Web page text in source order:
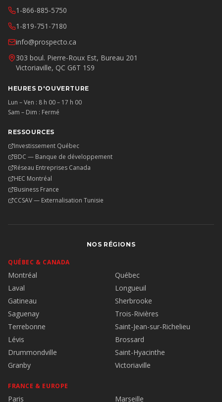
1-866-885-5750
1-819-751-7180
info@prospecto.ca
303 boul. Pierre-Roux Est, Bureau 201
Victoriaville, QC G6T 1S9
HEURES D'OUVERTURE
Lun – Ven : 8 h 00 – 17 h 00
Sam – Dim : Fermé
RESSOURCES
Investissement Québec
BDC — Banque de développement
Réseau Entreprises Canada
HEC Montréal
Business France
CCSAV — Externalisation Tunisie
NOS RÉGIONS
QUÉBEC & CANADA
Montréal
Québec
Laval
Longueuil
Gatineau
Sherbrooke
Saguenay
Trois-Rivières
Terrebonne
Saint-Jean-sur-Richelieu
Lévis
Brossard
Drummondville
Saint-Hyacinthe
Granby
Victoriaville
FRANCE & EUROPE
Paris Marseille